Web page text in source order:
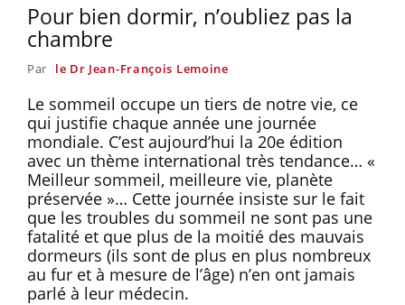
Pour bien dormir, n’oubliez pas la
chambre
Par le Dr Jean-François Lemoine
Le sommeil occupe un tiers de notre vie, ce
qui justifie chaque année une journée
mondiale. C’est aujourd’hui la 20e édition
avec un thème international très tendance… «
Meilleur sommeil, meilleure vie, planète
préservée »… Cette journée insiste sur le fait
que les troubles du sommeil ne sont pas une
fatalité et que plus de la moitié des mauvais
dormeurs (ils sont de plus en plus nombreux
au fur et à mesure de l’âge) n’en ont jamais
parlé à leur médecin.